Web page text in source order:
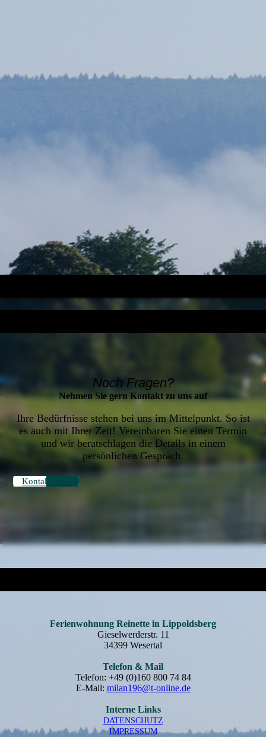
Noch Fragen?
Nehmen Sie gern Kontakt zu uns auf
Ihre Bedürfnisse stehen bei uns im Mittelpunkt. So ist
es auch mit Ihrer Zeit! Vereinbaren Sie einen Termin
und wir beratschlagen die Details in einem
persönlichen Gespräch.
Kontaktieren
Ferienwohnung Reinette in Lippoldsberg
Gieselwerderstr. 11
34399 Wesertal
Telefon & Mail
Telefon: +49 (0)160 800 74 84
E-Mail: milan196@t-online.de
Interne Links
DATEN­SCHUTZ
IMPRESSUM